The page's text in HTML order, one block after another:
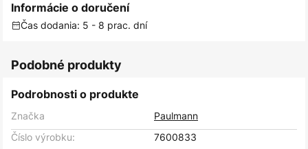
Informácie o doručení
Čas dodania: 5 - 8 prac. dní
Podobné produkty
Podrobnosti o produkte
Značka
Paulmann
Číslo výrobku:
7600833